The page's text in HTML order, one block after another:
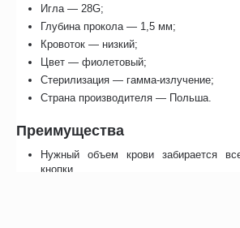
Игла — 28G;
Глубина прокола — 1,5 мм;
Кровоток — низкий;
Цвет — фиолетовый;
Стерилизация — гамма-излучение;
Страна производителя — Польша.
Преимущества
Нужный объем крови забирается
кнопки.